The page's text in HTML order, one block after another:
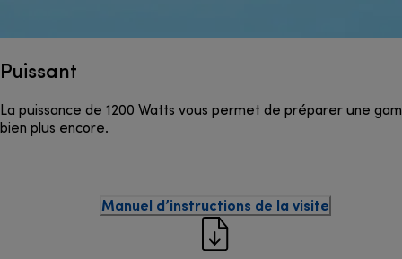
Puissant
La puissance de 1200 Watts vous permet de préparer une
bien plus encore.
Manuel d’instructions de la visite